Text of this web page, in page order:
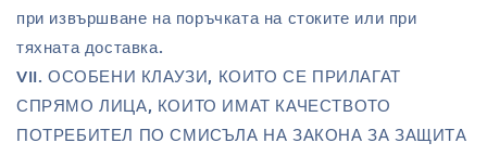
при извършване на поръчката на стоките или при
тяхната доставка.
VII. ОСОБЕНИ КЛАУЗИ, КОИТО СЕ ПРИЛАГАТ
СПРЯМО ЛИЦА, КОИТО ИМАТ КАЧЕСТВОТО
ПОТРЕБИТЕЛ ПО СМИСЪЛА НА ЗАКОНА ЗА ЗАЩИТА